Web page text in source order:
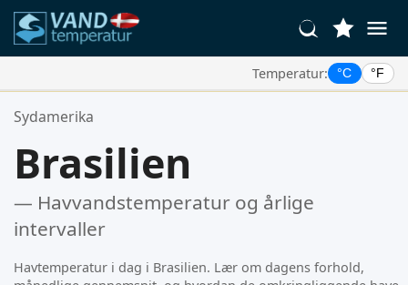
Temperatur: °C °F
Dine Foretrukne Steder:
Sydamerika
Brasilien
— Havvandstemperatur og årlige
intervaller
Havtemperatur i dag i Brasilien. Lær om dagens forhold,